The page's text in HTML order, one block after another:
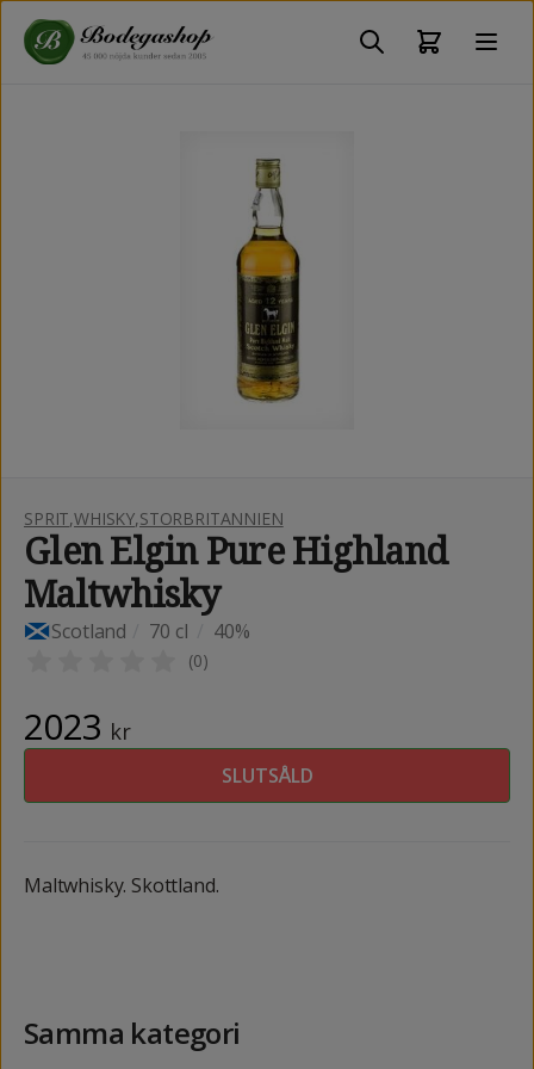
SPRIT,WHISKY,STORBRITANNIEN
Glen Elgin Pure Highland
Maltwhisky
Scotland 70 cl 40%
(0)
2023 kr
SLUTSÅLD
Maltwhisky. Skottland.
Samma kategori